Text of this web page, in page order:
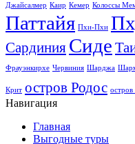
Джайсалмер Каир Кемер Колоссы
Паттайя Пхи-Пхи
Сардиния Сиде
Фрауэнкирхе Червиния Шарджа
Крит остров Родос остров
Навигация
Главная
Выгодные туры